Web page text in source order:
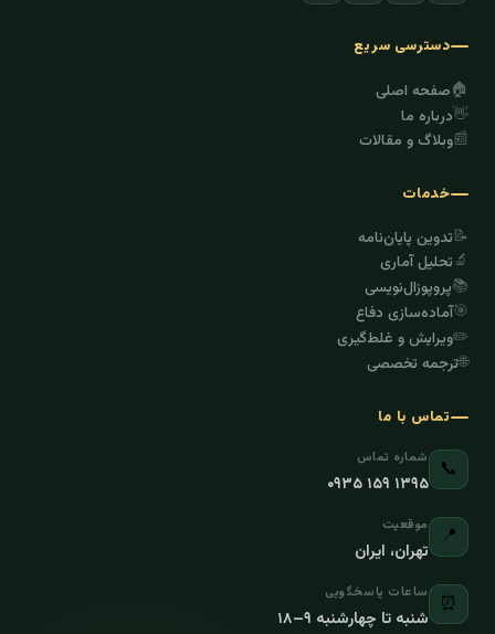
دسترسی سریع
🏠صفحه اصلی
👋درباره ما
📰وبلاگ و مقالات
خدمات
📝تدوین پایان‌نامه
🔬تحلیل آماری
📚پروپوزال‌نویسی
🎯آماده‌سازی دفاع
✏️ویرایش و غلط‌گیری
🌐ترجمه تخصصی
تماس با ما
📞 شماره تماس
۰۹۳۵ ۱۵۹ ۱۳۹۵
📍 موقعیت
تهران، ایران
⏰ ساعات پاسخگویی
شنبه تا چهارشنبه ۹–۱۸